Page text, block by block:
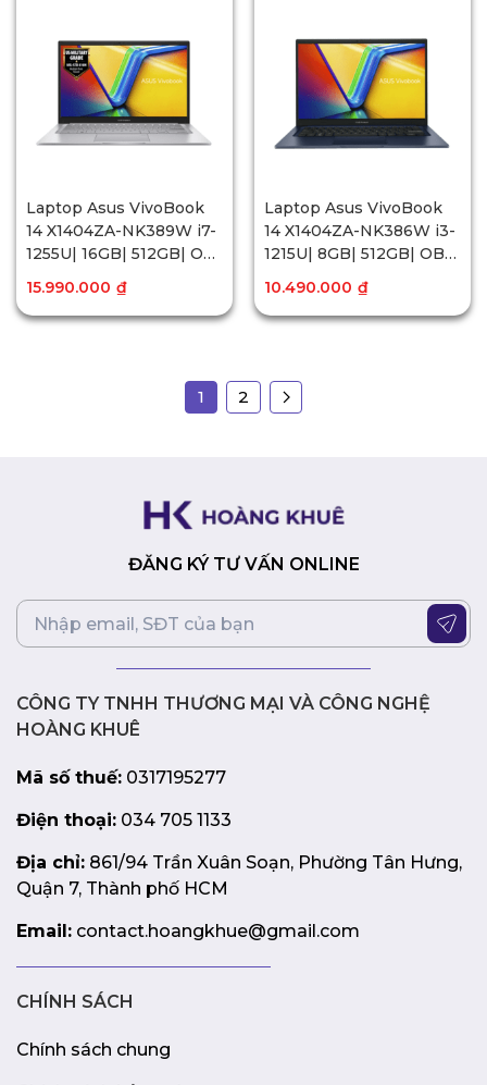
Laptop Asus VivoBook
14 X1404ZA-NK389W i7-
1255U| 16GB| 512GB| OB|
14″FHD| Win11
15.990.000 ₫
Laptop Asus VivoBook
14 X1404ZA-NK386W i3-
1215U| 8GB| 512GB| OB|
14″FHD| Win11
10.490.000 ₫
1 2
ĐĂNG KÝ TƯ VẤN ONLINE
CÔNG TY TNHH THƯƠNG MẠI VÀ CÔNG NGHỆ
HOÀNG KHUÊ
Mã số thuế: 0317195277
Điện thoại: 034 705 1133
Địa chỉ: 861/94 Trần Xuân Soạn, Phường Tân Hưng,
Quận 7, Thành phố HCM
Email: contact.hoangkhue@gmail.com
CHÍNH SÁCH
Chính sách chung